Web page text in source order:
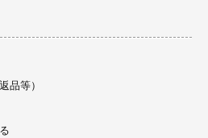
品等）